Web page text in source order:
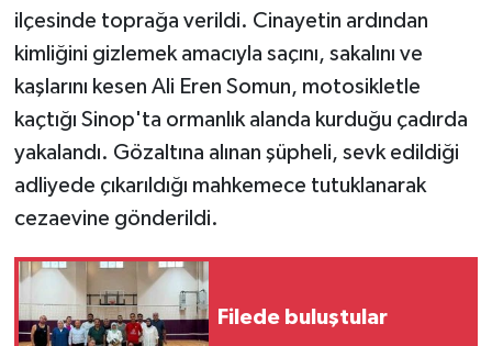
ilçesinde toprağa verildi. Cinayetin ardından
kimliğini gizlemek amacıyla saçını, sakalını ve
kaşlarını kesen Ali Eren Somun, motosikletle
kaçtığı Sinop'ta ormanlık alanda kurduğu çadırda
yakalandı. Gözaltına alınan şüpheli, sevk edildiği
adliyede çıkarıldığı mahkemece tutuklanarak
cezaevine gönderildi.
Filede buluştular